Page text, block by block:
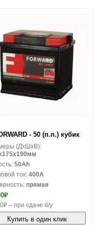
- 50 (п.п.) кубик
(ДxШxВ):
50Ah
ток: 400A
прямая
– при сдаче б/у
Купить в один клик